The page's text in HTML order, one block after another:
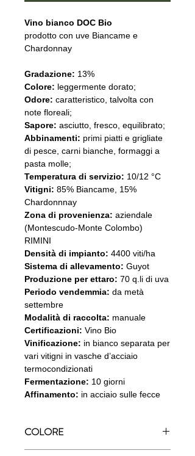
Vino bianco DOC Bio
prodotto con uve Biancame e
Chardonnay
Gradazione: 13%
Colore: leggermente dorato;
Odore: caratteristico, talvolta con
note floreali;
Sapore: asciutto, fresco, equilibrato;
Abbinamenti: primi piatti e grigliate
di pesce, carni bianche, formaggi a
pasta molle;
Temperatura di servizio: 10/12 °C
Vitigni: 85% Biancame, 15%
Chardonnnay
Zona di provenienza: aziendale
(Montescudo-Monte Colombo)
RIMINI
Densità di impianto: 4400 viti/ha
Sistema di allevamento: Guyot
Produzione per ettaro: 70 q.li di uva
Periodo vendemmia: da metà
settembre
Modalità di raccolta: manuale
Certificazioni: Vino Bio
Vinificazione: in bianco separata per
vari vitigni in vasche d’acciaio
termocondizionati
Fermentazione: 10 giorni
Affinamento: in acciaio sulle fecce
COLORE